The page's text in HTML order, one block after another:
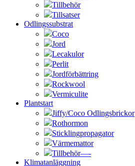
Tillbehör
Tillsatser
Odlingssubstrat
Coco
Jord
Lecakulor
Perlit
Jordförbättring
Rockwool
Vermiculite
Plantstart
Jiffy/Coco Odlingsbrickor
Rothormon
Sticklingpropagator
Värmemattor
Tillbehör—-
Klimatanläggning